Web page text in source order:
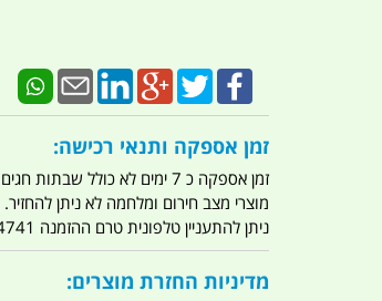
זמן אספקה ותנאי רכישה:
זמן אספקה כ 7 ימים לא כולל שבתות חגים ארועים חריגים מלחמות מגפה מתקפת טרור מתקפת מחשבים
מוצרי מצב חירום ומלחמה לא ניתן
ניתן להתעניין טלפונית טרם ההזמנה 0523214741
מדיניות החזרת מוצרים: